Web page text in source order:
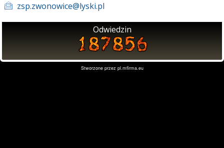
zsp.zwonowice@lyski.pl
Odwiedzin
Stworzone przez pl.mfirma.eu